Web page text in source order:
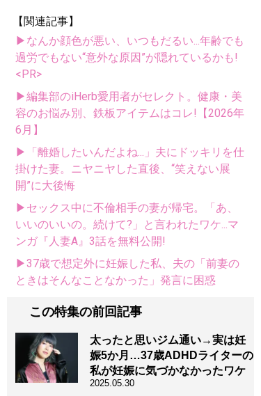
【関連記事】
▶なんか顔色が悪い、いつもだるい...年齢でも
過労でもない“意外な原因”が隠れているかも!
<PR>
▶編集部のiHerb愛用者がセレクト。健康・美
容のお悩み別、鉄板アイテムはコレ!【2026年
6月】
▶「離婚したいんだよね...」夫にドッキリを仕
掛けた妻。ニヤニヤした直後、“笑えない展
開”に大後悔
▶セックス中に不倫相手の妻が帰宅。「あ、
いいのいいの。続けて?」と言われたワケ...マ
ンガ『人妻A』3話を無料公開!
▶37歳で想定外に妊娠した私、夫の「前妻の
ときはそんなことなかった」発言に困惑
この特集の前回記事
太ったと思いジム通い→実は妊
娠5か月…37歳ADHDライターの
私が妊娠に気づかなかったワケ
2025.05.30